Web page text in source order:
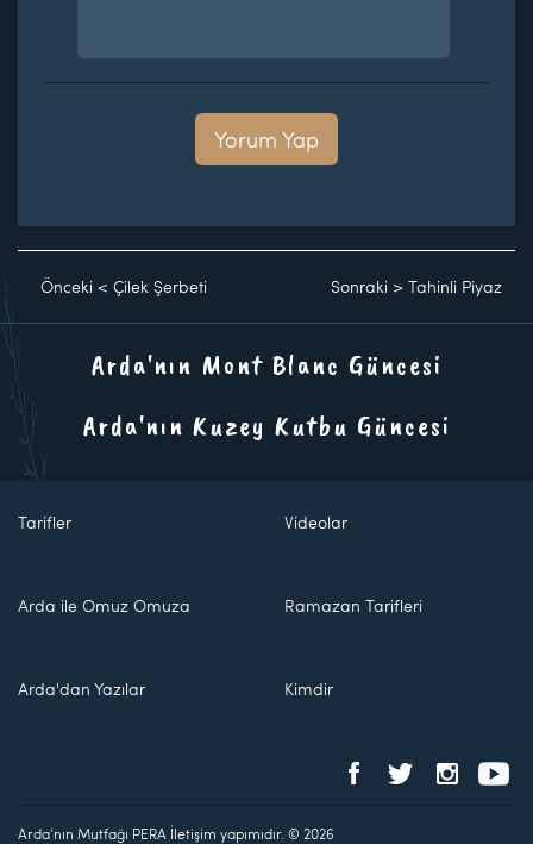
Yorum Yap
Önceki < Çilek Şerbeti Sonraki >Tahinli Piyaz
Arda'nın Mont Blanc Güncesi
Arda'nın Kuzey Kutbu Güncesi
Tarifler Videolar
Arda ile Omuz Omuza Ramazan Tarifleri
Arda'dan Yazılar Kimdir
Arda'nın Mutfağı PERA İletişim yapımıdır. © 2026